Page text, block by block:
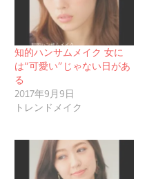
知的ハンサムメイク 女に
は“可愛い”じゃない日があ
る
2017年9月9日
トレンドメイク